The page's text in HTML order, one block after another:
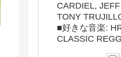
CARDIEL,
TONY
■好きな音楽:
CLASSIC